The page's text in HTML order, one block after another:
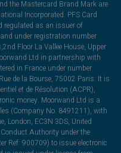
the Mastercard Brand Mark are
Incorporated. PFS Card
regulated as an issuer of
under registration number
Floor La Vallee House, Upper
Ltd in partnership with
in France under number
de la Bourse, 75002 Paris. It is
et de Résolution (ACPR),
money. Moorwand Ltd is a
(Company No. 8491211), with
London, EC3N 3DS, United
Authority under the
Ref: 900709) to issue electronic